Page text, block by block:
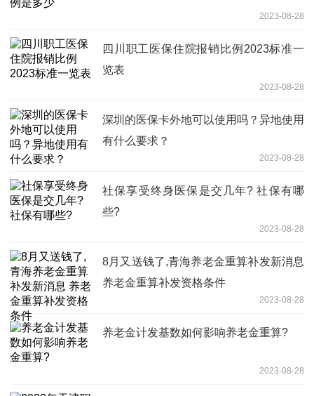
2023-08-28
四川职工医保住院报销比例2023标准一
览表
2023-08-28
深圳的医保卡外地可以使用吗？异地使用
有什么要求？
2023-08-28
社保享受终身医保是交几年? 社保有哪
些?
2023-08-28
8月又送钱了,青海养老金重算补发新消息
养老金重算补发资格条件
2023-08-28
养老金计发基数如何影响养老金重算?
2023-08-28